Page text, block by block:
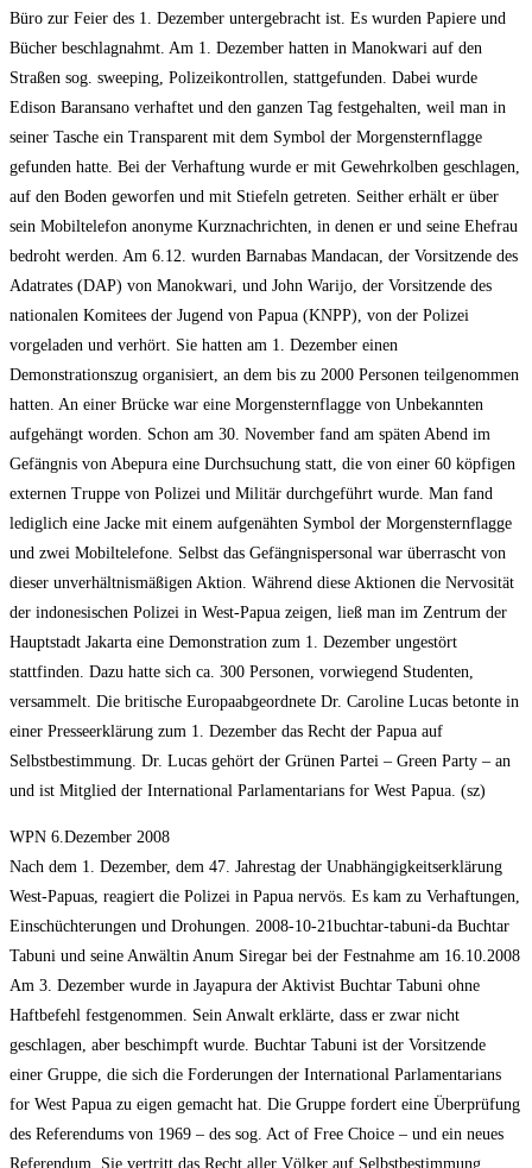
Büro zur Feier des 1. Dezember untergebracht ist. Es wurden Papiere und
Bücher beschlagnahmt. Am 1. Dezember hatten in Manokwari auf den
Straßen sog. sweeping, Polizeikontrollen, stattgefunden. Dabei wurde
Edison Baransano verhaftet und den ganzen Tag festgehalten, weil man in
seiner Tasche ein Transparent mit dem Symbol der Morgensternflagge
gefunden hatte. Bei der Verhaftung wurde er mit Gewehrkolben geschlagen,
auf den Boden geworfen und mit Stiefeln getreten. Seither erhält er über
sein Mobiltelefon anonyme Kurznachrichten, in denen er und seine Ehefrau
bedroht werden. Am 6.12. wurden Barnabas Mandacan, der Vorsitzende des
Adatrates (DAP) von Manokwari, und John Warijo, der Vorsitzende des
nationalen Komitees der Jugend von Papua (KNPP), von der Polizei
vorgeladen und verhört. Sie hatten am 1. Dezember einen
Demonstrationszug organisiert, an dem bis zu 2000 Personen teilgenommen
hatten. An einer Brücke war eine Morgensternflagge von Unbekannten
aufgehängt worden. Schon am 30. November fand am späten Abend im
Gefängnis von Abepura eine Durchsuchung statt, die von einer 60 köpfigen
externen Truppe von Polizei und Militär durchgeführt wurde. Man fand
lediglich eine Jacke mit einem aufgenähten Symbol der Morgensternflagge
und zwei Mobiltelefone. Selbst das Gefängnispersonal war überrascht von
dieser unverhältnismäßigen Aktion. Während diese Aktionen die Nervosität
der indonesischen Polizei in West-Papua zeigen, ließ man im Zentrum der
Hauptstadt Jakarta eine Demonstration zum 1. Dezember ungestört
stattfinden. Dazu hatte sich ca. 300 Personen, vorwiegend Studenten,
versammelt. Die britische Europaabgeordnete Dr. Caroline Lucas betonte in
einer Presseerklärung zum 1. Dezember das Recht der Papua auf
Selbstbestimmung. Dr. Lucas gehört der Grünen Partei – Green Party – an
und ist Mitglied der International Parlamentarians for West Papua. (sz)
WPN 6.Dezember 2008
Nach dem 1. Dezember, dem 47. Jahrestag der Unabhängigkeitserklärung
West-Papuas, reagiert die Polizei in Papua nervös. Es kam zu Verhaftungen,
Einschüchterungen und Drohungen. 2008-10-21buchtar-tabuni-da Buchtar
Tabuni und seine Anwältin Anum Siregar bei der Festnahme am 16.10.2008
Am 3. Dezember wurde in Jayapura der Aktivist Buchtar Tabuni ohne
Haftbefehl festgenommen. Sein Anwalt erklärte, dass er zwar nicht
geschlagen, aber beschimpft wurde. Buchtar Tabuni ist der Vorsitzende
einer Gruppe, die sich die Forderungen der International Parlamentarians
for West Papua zu eigen gemacht hat. Die Gruppe fordert eine Überprüfung
des Referendums von 1969 – des sog. Act of Free Choice – und ein neues
Referendum. Sie vertritt das Recht aller Völker auf Selbstbestimmung